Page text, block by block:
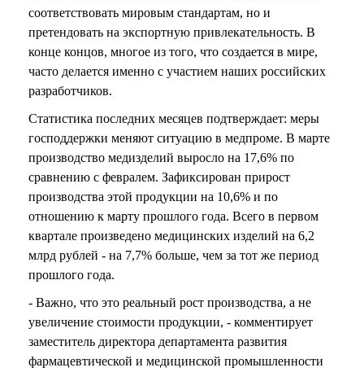
соответствовать мировым стандартам, но и
претендовать на экспортную привлекательность. В
конце концов, многое из того, что создается в мире,
часто делается именно с участием наших российских
разработчиков.
Статистика последних месяцев подтверждает: меры
господдержки меняют ситуацию в медпроме. В марте
производство медизделий выросло на 17,6% по
сравнению с февралем. Зафиксирован прирост
производства этой продукции на 10,6% и по
отношению к марту прошлого года. Всего в первом
квартале произведено медицинских изделий на 6,2
млрд рублей - на 7,7% больше, чем за тот же период
прошлого года.
- Важно, что это реальный рост производства, а не
увеличение стоимости продукции, - комментирует
заместитель директора департамента развития
фармацевтической и медицинской промышленности